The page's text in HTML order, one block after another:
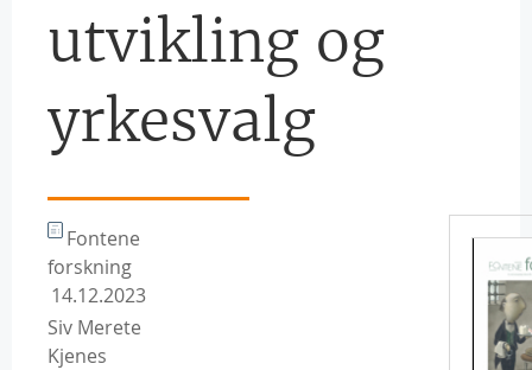
utvikling og
yrkesvalg
Fontene
forskning
14.12.2023
Siv Merete
Kjenes